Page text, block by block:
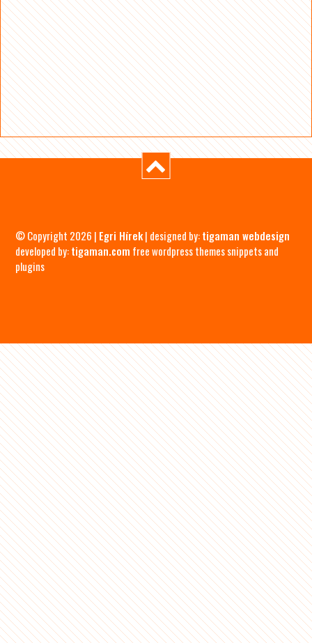
© Copyright 2026 | Egri Hírek| designed by:tigaman webdesign
developed by:tigaman.com free wordpress themes snippets and
plugins